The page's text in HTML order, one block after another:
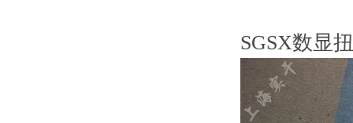
SGSX数显